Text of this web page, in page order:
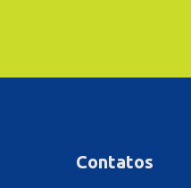
Contatos